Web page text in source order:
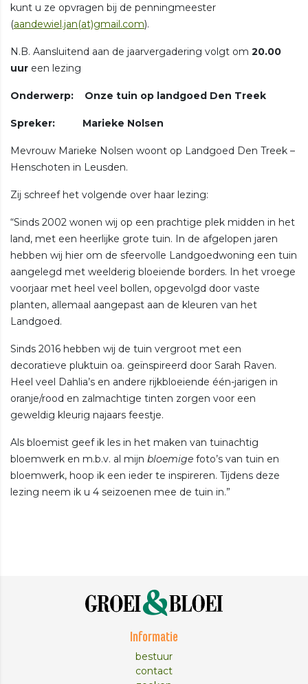
kunt u ze opvragen bij de penningmeester
(aandewiel.jan(at)gmail.com).
N.B. Aansluitend aan de jaarvergadering volgt om 20.00
uur een lezing
Onderwerp: Onze tuin op landgoed Den Treek
Spreker: Marieke Nolsen
Mevrouw Marieke Nolsen woont op Landgoed Den Treek –
Henschoten in Leusden.
Zij schreef het volgende over haar lezing:
“Sinds 2002 wonen wij op een prachtige plek midden in het
land, met een heerlijke grote tuin. In de afgelopen jaren
hebben wij hier om de sfeervolle Landgoedwoning een tuin
aangelegd met weelderig bloeiende borders. In het vroege
voorjaar met heel veel bollen, opgevolgd door vaste
planten, allemaal aangepast aan de kleuren van het
Landgoed.
Sinds 2016 hebben wij de tuin vergroot met een
decoratieve pluktuin oa. geïnspireerd door Sarah Raven.
Heel veel Dahlia’s en andere rijkbloeiende één-jarigen in
oranje/rood en zalmachtige tinten zorgen voor een
geweldig kleurig najaars feestje.
Als bloemist geef ik les in het maken van tuinachtig
bloemwerk en m.b.v. al mijn bloemige foto’s van tuin en
bloemwerk, hoop ik een ieder te inspireren. Tijdens deze
lezing neem ik u 4 seizoenen mee de tuin in.”
Informatie
bestuur
contact